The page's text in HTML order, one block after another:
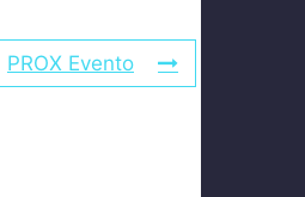
PROX Evento